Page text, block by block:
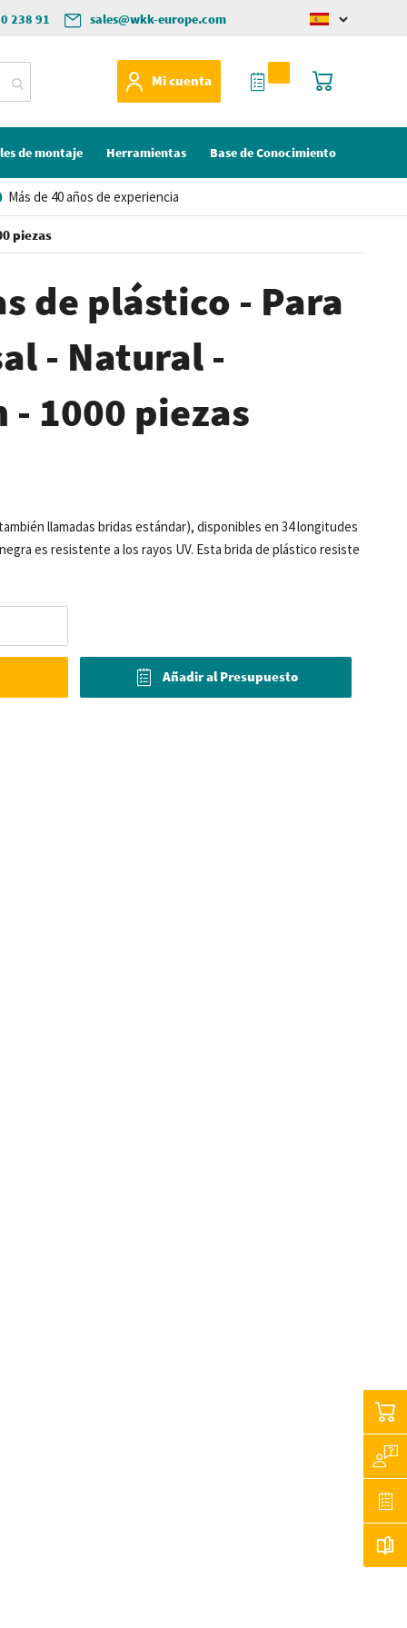
sales@wkk-europe.com
238 91
Change
Mi cuenta
Mi cesta
Mi Cotización
de montaje Herramientas Base de Conocimiento
Más de 40 años de experiencia
piezas
de plástico - Para
- Natural -
1000 piezas
llamadas bridas estándar), disponibles en 34 longitudes
es resistente a los rayos UV. Esta brida de plástico resiste
Añadir al Presupuesto